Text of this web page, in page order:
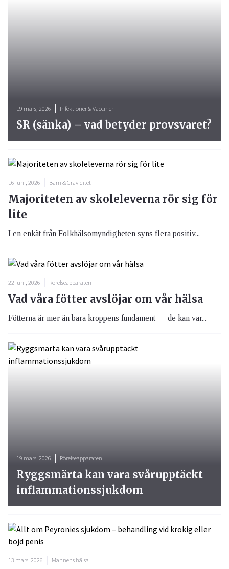
16 juni, 2026 Barn & Graviditet
Majoriteten av skoleleverna rör sig för
lite
I en enkät från Folkhälsomyndigheten syns flera positiv...
22 juni, 2026 Rörelseapparaten
Vad våra fötter avslöjar om vår hälsa
Fötterna är mer än bara kroppens fundament — de kan var...
19 mars, 2026 Infektioner & Vacciner
SR (sänka) – vad betyder provsvaret?
19 mars, 2026 Rörelseapparaten
Ryggsmärta kan vara svårupptäckt
inflammationssjukdom
13 mars, 2026 Mannens hälsa